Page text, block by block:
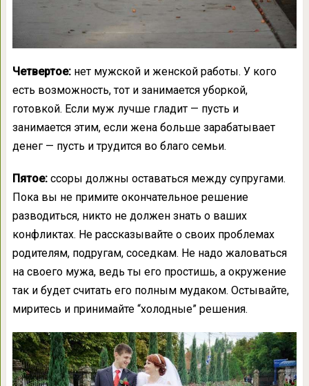
Четвертое:нет мужской и женской работы. У кого
есть возможность, тот и занимается уборкой,
готовкой. Если муж лучше гладит — пусть и
занимается этим, если жена больше зарабатывает
денег — пусть и трудится во благо семьи.
Пятое:ссоры должны оставаться между супругами.
Пока вы не примите окончательное решение
разводиться, никто не должен знать о ваших
конфликтах. Не рассказывайте о своих проблемах
родителям, подругам, соседкам. Не надо жаловаться
на своего мужа, ведь ты его простишь, а окружение
так и будет считать его полным мудаком. Остывайте,
миритесь и принимайте “холодные” решения.